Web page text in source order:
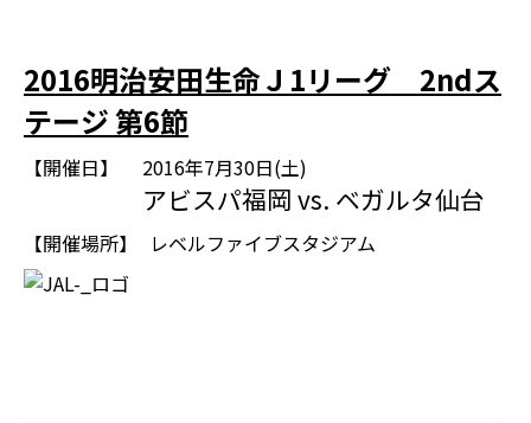
2016明治安田生命Ｊ1リーグ 2ndス
テージ 第6節
【開催日】 2016年7月30日(土)
アビスパ福岡 vs. ベガルタ仙台
【開催場所】 レベルファイブスタジアム